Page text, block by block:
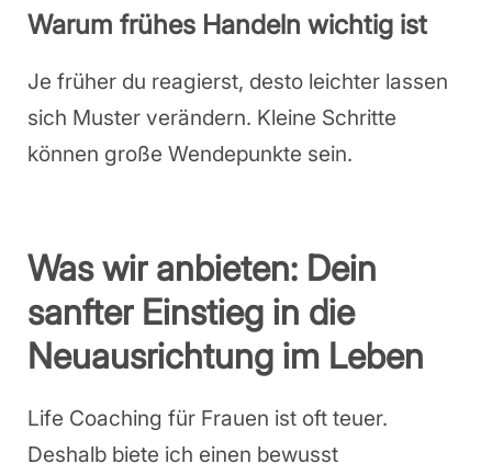
Warum frühes Handeln wichtig ist
Je früher du reagierst, desto leichter lassen
sich Muster verändern. Kleine Schritte
können große Wendepunkte sein.
Was wir anbieten: Dein
sanfter Einstieg in die
Neuausrichtung im Leben
Life Coaching für Frauen ist oft teuer.
Deshalb biete ich einen bewusst